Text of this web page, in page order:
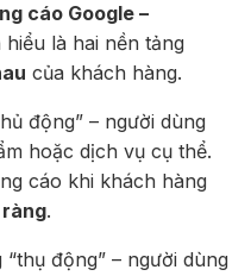
cáo Google –
là hai nền tảng
của khách hàng.
động” – người dùng
hoặc dịch vụ cụ thể.
cáo khi khách hàng
.
động” – người dùng